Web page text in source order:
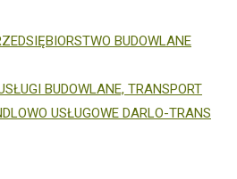
BUDOWLANE
BUDOWLANE, TRANSPORT
USŁUGOWE DARLO-TRANS